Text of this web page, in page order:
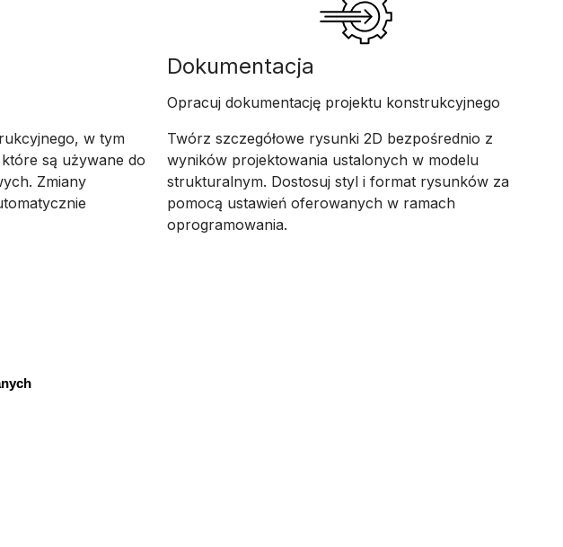
w tym
są używane do
Zmiany
Dokumentacja
Opracuj dokumentację projektu konstrukcyjnego
Twórz szczegółowe rysunki 2D bezpośrednio z
wyników projektowania ustalonych w modelu
strukturalnym. Dostosuj styl i format rysunków za
pomocą ustawień oferowanych w ramach
oprogramowania.